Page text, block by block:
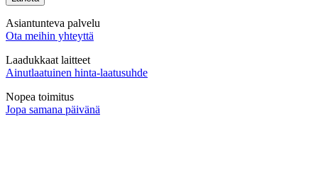
Asiantunteva palvelu
Ota meihin yhteyttä
Laadukkaat laitteet
Ainutlaatuinen hinta-laatusuhde
Nopea toimitus
Jopa samana päivänä